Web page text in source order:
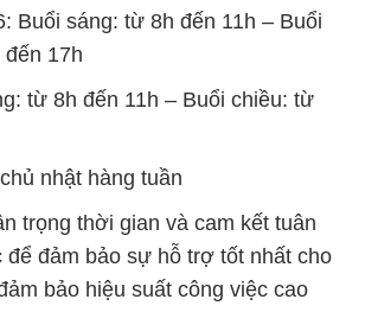
nhật hàng tuần
để đảm bảo sự hỗ trợ tốt nhất cho
bảo hiệu suất công việc cao
CÔNG TY HÓA CHẤT ĐẮC
Quốc lộ 1A, Phường Bình Trị